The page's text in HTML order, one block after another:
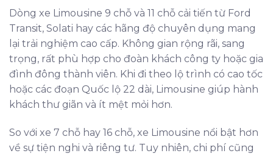
Dòng xe Limousine 9 chỗ và 11 chỗ cải tiến từ Ford
Transit, Solati hay các hãng độ chuyên dụng mang
lại trải nghiệm cao cấp. Không gian rộng rãi, sang
trọng, rất phù hợp cho đoàn khách công ty hoặc gia
đình đông thành viên. Khi đi theo lộ trình có cao tốc
hoặc các đoạn Quốc lộ 22 dài, Limousine giúp hành
khách thư giãn và ít mệt mỏi hơn.
So với xe 7 chỗ hay 16 chỗ, xe Limousine nổi bật hơn
về sự tiện nghi và riêng tư. Tuy nhiên, chi phí cũng